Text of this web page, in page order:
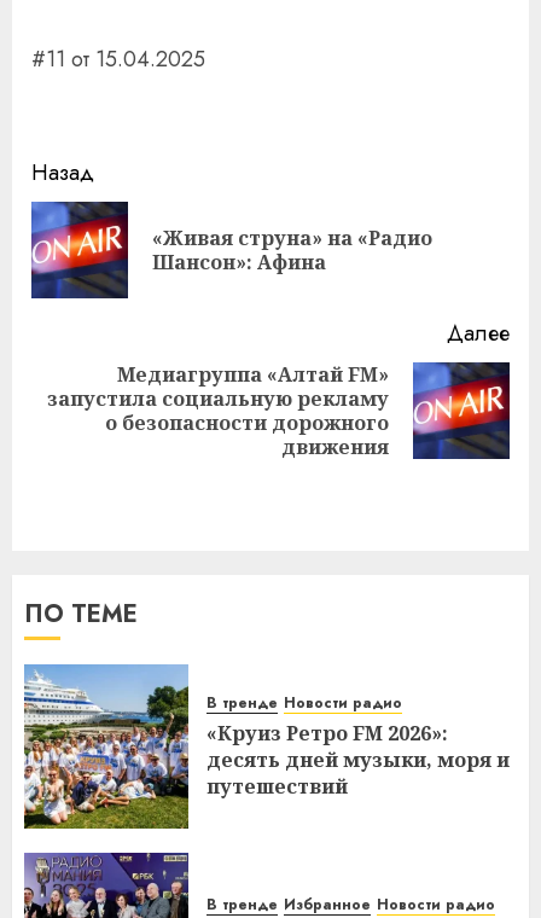
#11 от 15.04.2025
Навигация
записи
Назад
«Живая струна» на «Радио
Шансон»: Афина
Далее
Следующая
запись:
Медиагруппа «Алтай FM»
запустила социальную рекламу
о безопасности дорожного
движения
ПО ТЕМЕ
В тренде Новости радио
«Круиз Ретро FM 2026»:
десять дней музыки, моря и
путешествий
В тренде Избранное Новости радио